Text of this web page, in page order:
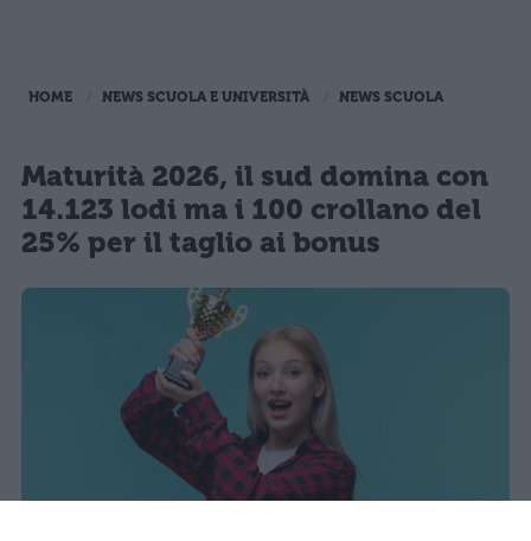
HOME NEWS SCUOLA E UNIVERSITÀ NEWS SCUOLA
Maturità 2026, il sud domina con
14.123 lodi ma i 100 crollano del
25% per il taglio ai bonus